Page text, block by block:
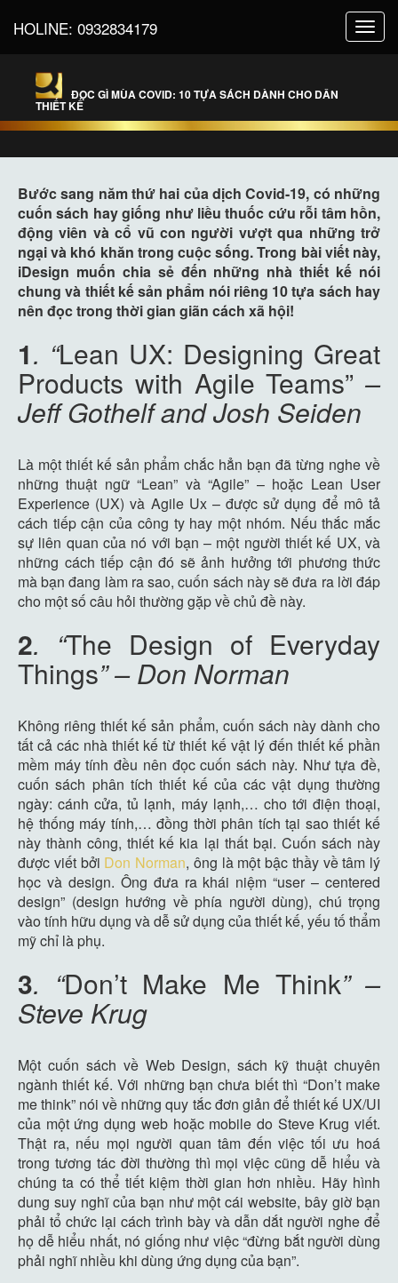
HOLINE: 0932834179
ĐỌC GÌ MÙA COVID: 10 TỰA SÁCH DÀNH CHO DÂN
THIẾT KẾ
Bước sang năm thứ hai của dịch Covid-19, có những
cuốn sách hay giống như liều thuốc cứu rỗi tâm hồn,
động viên và cổ vũ con người vượt qua những trở
ngại và khó khăn trong cuộc sống. Trong bài viết này,
iDesign muốn chia sẻ đến những nhà thiết kế nói
chung và thiết kế sản phẩm nói riêng 10 tựa sách hay
nên đọc trong thời gian giãn cách xã hội!
1. “Lean UX: Designing Great
Products with Agile Teams” –
Jeff Gothelf and Josh Seiden
Là một thiết kế sản phẩm chắc hẳn bạn đã từng nghe về
những thuật ngữ “Lean” và “Agile” – hoặc Lean User
Experience (UX) và Agile Ux – được sử dụng để mô tả
cách tiếp cận của công ty hay một nhóm. Nếu thắc mắc
sự liên quan của nó với bạn – một người thiết kế UX, và
những cách tiếp cận đó sẽ ảnh hưởng tới phương thức
mà bạn đang làm ra sao, cuốn sách này sẽ đưa ra lời đáp
cho một số câu hỏi thường gặp về chủ đề này.
2. “The Design of Everyday
Things” – Don Norman
Không riêng thiết kế sản phẩm, cuốn sách này dành cho
tất cả các nhà thiết kế từ thiết kế vật lý đến thiết kế phần
mềm máy tính đều nên đọc cuốn sách này. Như tựa đề,
cuốn sách phân tích thiết kế của các vật dụng thường
ngày: cánh cửa, tủ lạnh, máy lạnh,… cho tới điện thoại,
hệ thống máy tính,… đồng thời phân tích tại sao thiết kế
này thành công, thiết kế kia lại thất bại. Cuốn sách này
được viết bởi Don Norman, ông là một bậc thầy về tâm lý
học và design. Ông đưa ra khái niệm “user – centered
design” (design hướng về phía người dùng), chú trọng
vào tính hữu dụng và dễ sử dụng của thiết kế, yếu tố thẩm
mỹ chỉ là phụ.
3. “Don’t Make Me Think” –
Steve Krug
Một cuốn sách về Web Design, sách kỹ thuật chuyên
ngành thiết kế. Với những bạn chưa biết thì “Don’t make
me think” nói về những quy tắc đơn giản để thiết kế UX/UI
của một ứng dụng web hoặc mobile do Steve Krug viết.
Thật ra, nếu mọi người quan tâm đến việc tối ưu hoá
trong tương tác đời thường thì mọi việc cũng dễ hiểu và
chúng ta có thể tiết kiệm thời gian hơn nhiều. Hãy hình
dung suy nghĩ của bạn như một cái website, bây giờ bạn
phải tổ chức lại cách trình bày và dẫn dắt người nghe để
họ dễ hiểu nhất, nó giống như việc “đừng bắt người dùng
phải nghĩ nhiều khi dùng ứng dụng của bạn”.